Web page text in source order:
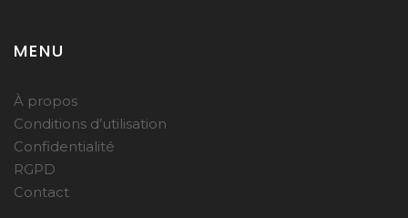
MENU
À propos
Conditions d’utilisation
Confidentialité
RGPD
Contact